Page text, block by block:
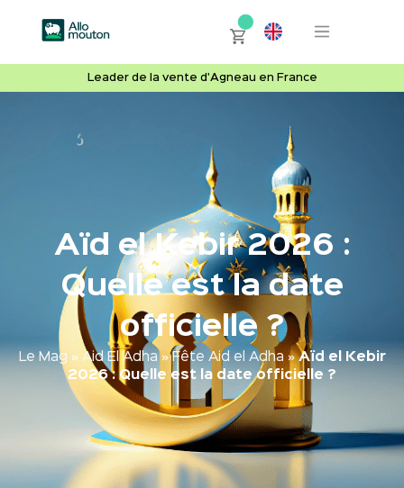
Leader de la vente d'Agneau en France
Aïd el Kebir 2026 :
Quelle est la date
officielle ?
Le Mag » Aid El Adha »Fête Aid el Adha»Aïd el Kebir
2026 : Quelle est la date officielle ?